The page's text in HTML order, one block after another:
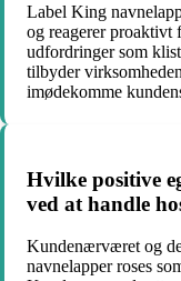
Label King
og reagerer proaktivt
udfordringer som
tilbyder
imødekomme
Hvilke positive
ved at handle
Kundenærværet og
navnelapper roses